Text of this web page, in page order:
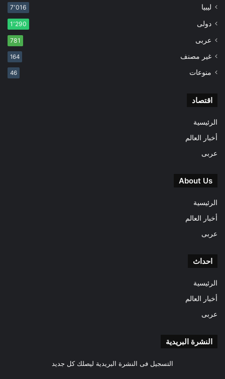
ليبيا 7٬016
دولى 1٬290
عربى 781
غير مصنف 164
منوعات 46
اقتصاد
الرئيسية
أخبار العالم
عربى
About Us
الرئيسية
أخبار العالم
عربى
احداث
الرئيسية
أخبار العالم
عربى
النشرة البريدية
التسجيل فى النشرة البريدية ليصلك كل جديد